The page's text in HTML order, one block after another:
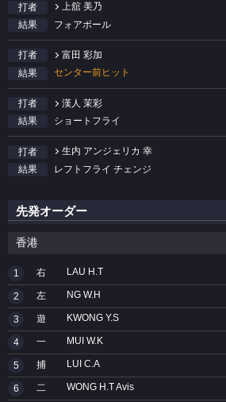
打者
上舘 美乃
結果
フォアボール
打者
富田 彩加
結果
センター前ヒット
打者
漢人 茉彩
結果
ショートフライ
打者
生内 アンジェリカ 幸
結果
レフトフライ チェンジ
先発オーダー
香港
1 右 LAU H.T
2 左 NG W.H
3 遊 KWONG Y.S
4 一 MUI W.K
5 捕 LUI C.A
6 二 WONG H.T Avis